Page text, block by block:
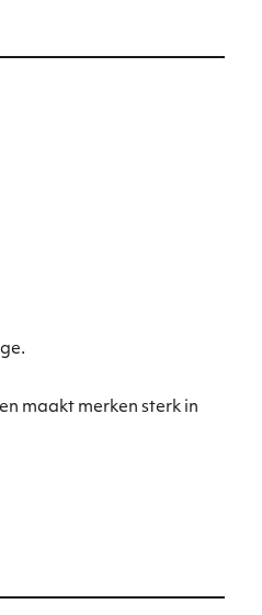
maakt merken sterk in